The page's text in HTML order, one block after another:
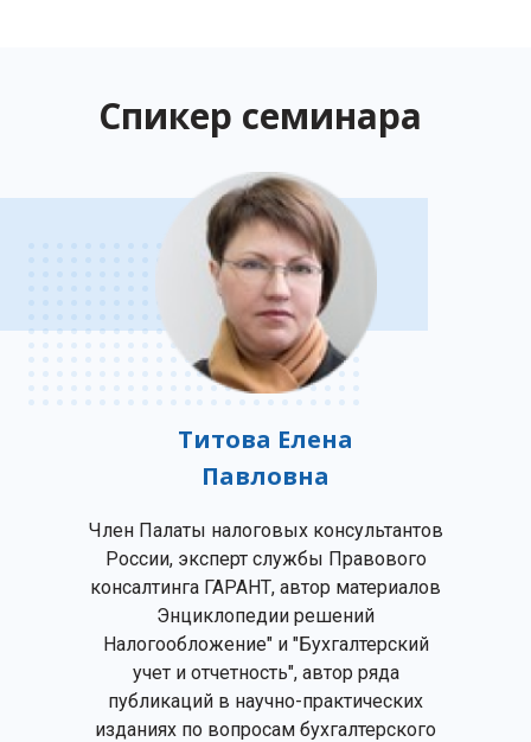
Спикер семинара
Титова Елена
Павловна
Член Палаты налоговых консультантов
России, эксперт службы Правового
консалтинга ГАРАНТ, автор материалов
Энциклопедии решений
Налогообложение" и "Бухгалтерский
учет и отчетность", автор ряда
публикаций в научно-практических
изданиях по вопросам бухгалтерского